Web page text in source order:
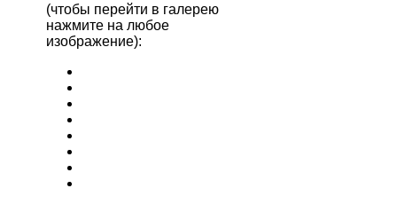
(чтобы перейти в галерею
нажмите на любое
изображение):